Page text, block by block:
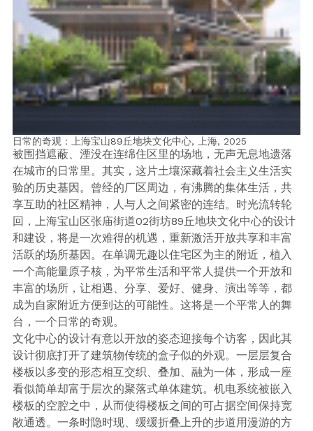
日常的奇观：上海宝山89丘地块文化中心, 上海, 2025
被围挡遮蔽、湮没在连绵住区里的场地，无声无息地遗落
在城市的日常里。其实，这片土壤深藏着社会主义生活实
验的历史基因。曾经的厂区周边，有沸腾的集体生活，共
享互助的社区精神，人与人之间紧密的连结。时光流转轮
回，上海宝山区张庙街道02街坊89丘地块文化中心的设计
和建设，将是一次难得的机遇，重新激活开放共享和丰富
活跃的场所基因。在单调无趣以住宅区为主的附近，植入
一个高能量原子核，为平常生活和平常人提供一个开放和
丰富的场所，让相遇、分享、爱好、健身、演出等等，都
成为自家附近方便到达的可能性。这将是一个平常人的舞
台，一个日常的奇观。
文化中心的设计有意以开放的姿态迎接每个访客，因此其
设计彻底打开了建筑物传统的盒子似的外观。一层层复合
楼板以多变的形态相互交织、叠加、融为一体，形成一座
看似简单却富于层次的聚落式单体建筑。机电系统被嵌入
楼板的空腔之中，从而使得楼板之间的可占据空间保持宽
敞通透。一条时隐时现、缓缓折叠上升的步道用漫游的方